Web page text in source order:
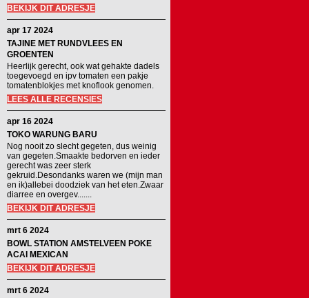
BEKIJK DIT ADRESJE
apr 17 2024
TAJINE MET RUNDVLEES EN
GROENTEN
Heerlijk gerecht, ook wat gehakte dadels
toegevoegd en ipv tomaten een pakje
tomatenblokjes met knoflook genomen.
LEES ALLE RECENSIES
apr 16 2024
TOKO WARUNG BARU
Nog nooit zo slecht gegeten, dus weinig
van gegeten.Smaakte bedorven en ieder
gerecht was zeer sterk
gekruid.Desondanks waren we (mijn man
en ik)allebei doodziek van het eten.Zwaar
diarree en overgev.......
BEKIJK DIT ADRESJE
mrt 6 2024
BOWL STATION AMSTELVEEN POKE
ACAI MEXICAN
BEKIJK DIT ADRESJE
mrt 6 2024